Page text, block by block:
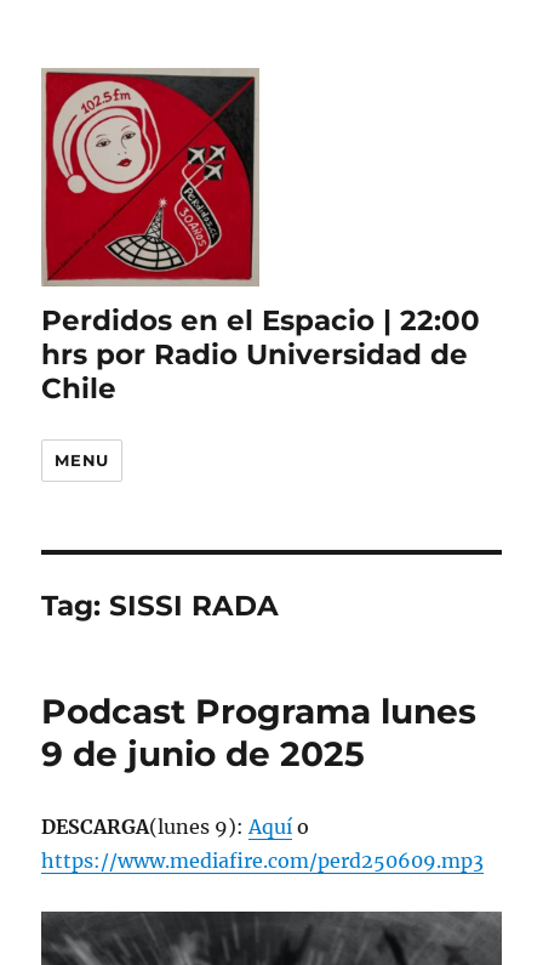
Perdidos en el Espacio | 22:00
hrs por Radio Universidad de
Chile
MENU
Tag:SISSI RADA
Podcast Programa lunes
9 de junio de 2025
DESCARGA(lunes 9):Aquí o
https://www.mediafire.com/perd250609.mp3